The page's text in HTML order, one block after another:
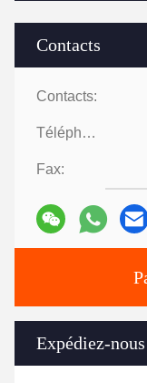
Contacts
Contacts:
Téléphone:
Fax:
Expédiez-nous